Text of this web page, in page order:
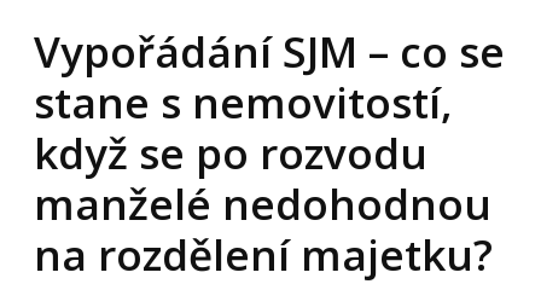
Vypořádání SJM – co se
stane s nemovitostí,
když se po rozvodu
manželé nedohodnou
na rozdělení majetku?